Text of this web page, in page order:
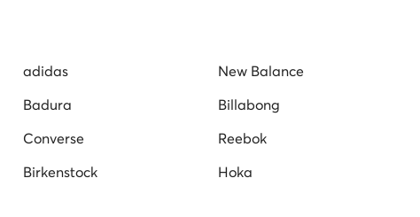
adidas
New Balance
Badura
Billabong
Converse
Reebok
Birkenstock
Hoka